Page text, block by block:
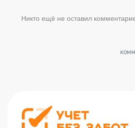
Никто ещё не оставил